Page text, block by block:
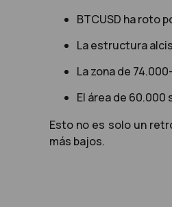
BTCUSD ha roto
La estructura
La zona de
El área de
Esto no es solo un
más bajos.